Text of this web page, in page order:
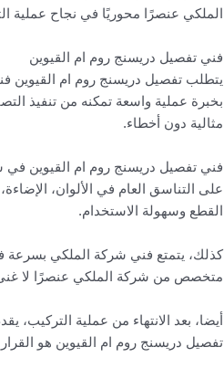
الملكي عنصرًا محوريًا في نجاح عملية
فني تفصيل دريسنج روم ام القيوين
يتطلب تفصيل دريسنج روم ام القيوين
بخبرة عملية واسعة تمكنه من تنفيذ
مثالية دون أخطاء.
فني تفصيل دريسنج روم ام القيوين في
على التناسق العام في الألوان،
القطع وسهولة الاستخدام.
كذلك، يتمتع فني شركة الملكي بسرعة
متخصص من شركة الملكي عنصرًا لا غنى
أيضا، بعد الانتهاء من عملية
تفصيل دريسنج روم ام القيوين هو